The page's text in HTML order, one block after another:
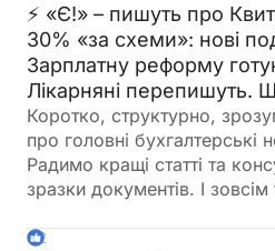
⚡ «Є!» – пишуть про
30% «за схеми»: нові
Зарплатну реформу
Лікарняні перепишуть.
– теж. 🙋‍♀️ Вечірній
Коротко, структурно,
про головні бухгалтерські
Радимо кращі статті та
зразки документів. І
2